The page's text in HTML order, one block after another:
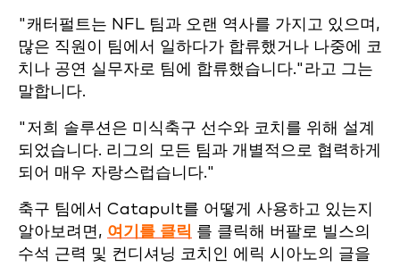
"캐터펄트는 NFL 팀과 오랜 역사를 가지고 있으며,
많은 직원이 팀에서 일하다가 합류했거나 나중에 코
치나 공연 실무자로 팀에 합류했습니다."라고 그는
말합니다.
"저희 솔루션은 미식축구 선수와 코치를 위해 설계
되었습니다. 리그의 모든 팀과 개별적으로 협력하게
되어 매우 자랑스럽습니다."
축구 팀에서 Catapult를 어떻게 사용하고 있는지
알아보려면, 여기를 클릭 를 클릭해 버팔로 빌스의
수석 근력 및 컨디셔닝 코치인 에릭 시아노의 글을